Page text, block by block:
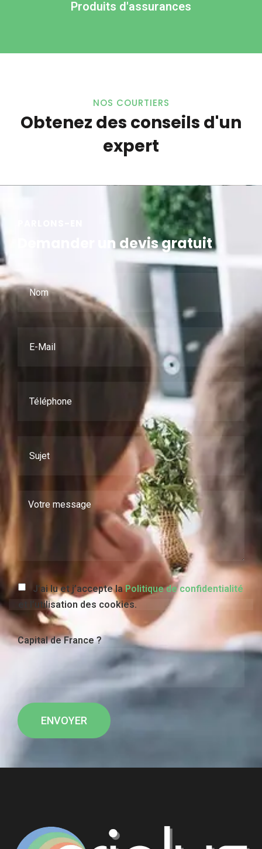
Produits d'assurances
NOS COURTIERS
Obtenez des conseils d'un
expert
Demander un devis gratuit
J’ai lu et j’accepte laPolitique de confidentialité
et l’utilisation des cookies.
Capital de France ?